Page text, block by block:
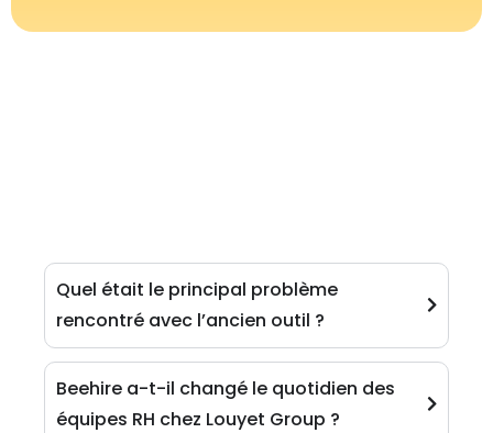
Quel était le principal problème
rencontré avec l’ancien outil ?
Beehire a-t-il changé le quotidien des
équipes RH chez Louyet Group ?